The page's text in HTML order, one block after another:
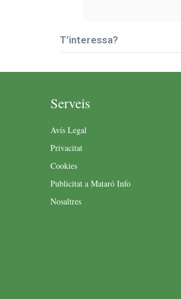
T’interessa?
Serveis
Avís Legal
Privacitat
Cookies
Publicitat a Mataró Info
Nosaltres